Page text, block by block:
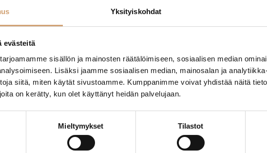
Yksityiskohdat
evästeitä
sisällön ja mainosten räätälöimiseen, sosiaalisen median
Lisäksi jaamme sosiaalisen median, mainosalan ja
siitä, miten käytät sivustoamme. Kumppanimme voivat yhdistää näitä
on kerätty, kun olet käyttänyt heidän palvelujaan.
Mieltymykset Tilastot
0,45L